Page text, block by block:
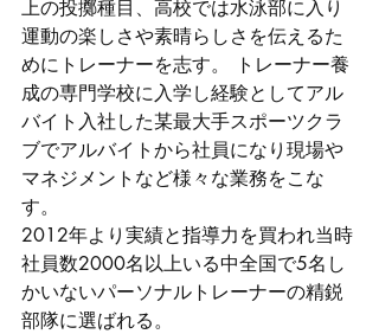
上の投擲種目、高校では水泳部に入り
運動の楽しさや素晴らしさを伝えるた
めにトレーナーを志す。 トレーナー養
成の専門学校に入学し経験としてアル
バイト入社した某最大手スポーツクラ
ブでアルバイトから社員になり現場や
マネジメントなど様々な業務をこな
す。
2012年より実績と指導力を買われ当時
社員数2000名以上いる中全国で5名し
かいないパーソナルトレーナーの精鋭
部隊に選ばれる。